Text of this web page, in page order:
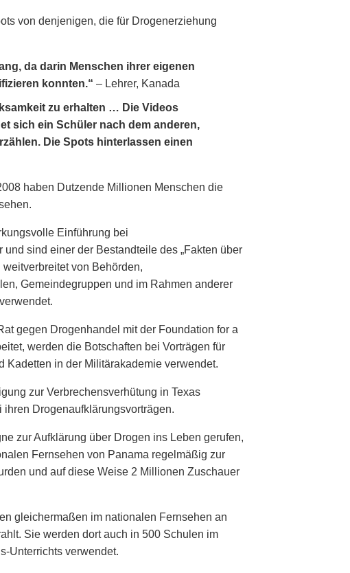
von denjenigen, die für Drogenerziehung
da darin Menschen ihrer eigenen
konnten.“ – Lehrer, Kanada
zu erhalten … Die Videos
sich ein Schüler nach dem anderen,
Die Spots hinterlassen einen
haben Dutzende Millionen Menschen die
Einführung bei
sind einer der Bestandteile des „Fakten über
von Behörden,
Gemeindegruppen und im Rahmen anderer
gegen Drogenhandel mit der Foundation for a
werden die Botschaften bei Vorträgen für
Kadetten in der Militärakademie verwendet.
zur Verbrechensverhütung in Texas
Drogenaufklärungsvorträgen.
zur Aufklärung über Drogen ins Leben gerufen,
Fernsehen von Panama regelmäßig zur
und auf diese Weise 2 Millionen Zuschauer
gleichermaßen im nationalen Fernsehen an
Sie werden dort auch in 500 Schulen im
Unterrichts verwendet.